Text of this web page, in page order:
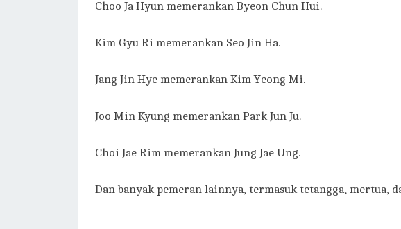
Choo Ja Hyun memerankan Byeon Chun Hui.
Kim Gyu Ri memerankan Seo Jin Ha.
Jang Jin Hye memerankan Kim Yeong Mi.
Joo Min Kyung memerankan Park Jun Ju.
Choi Jae Rim memerankan Jung Jae Ung.
Dan banyak pemeran lainnya, termasuk tetangga, mertua,